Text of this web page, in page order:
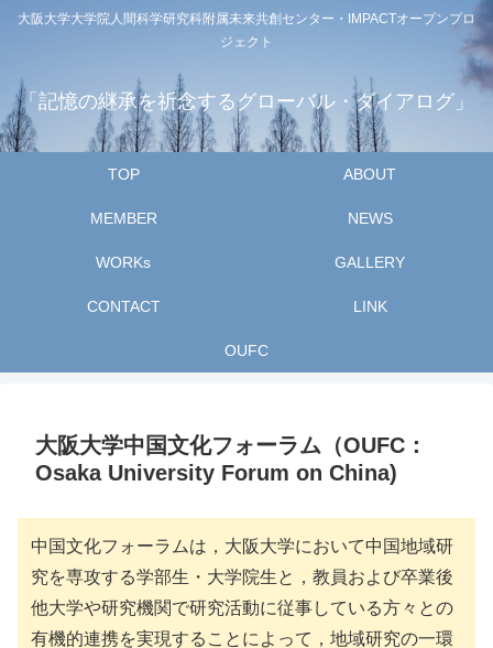
大阪大学大学院人間科学研究科附属未来共創センター・IMPACTオープンプロ
ジェクト
「記憶の継承を祈念するグローバル・ダイアログ」
TOP ABOUT
MEMBER NEWS
WORKs GALLERY
CONTACT LINK
OUFC
大阪大学中国文化フォーラム（OUFC：
Osaka University Forum on China)
中国文化フォーラムは，大阪大学において中国地域研
究を専攻する学部生・大学院生と，教員および卒業後
他大学や研究機関で研究活動に従事している方々との
有機的連携を実現することによって，地域研究の一環